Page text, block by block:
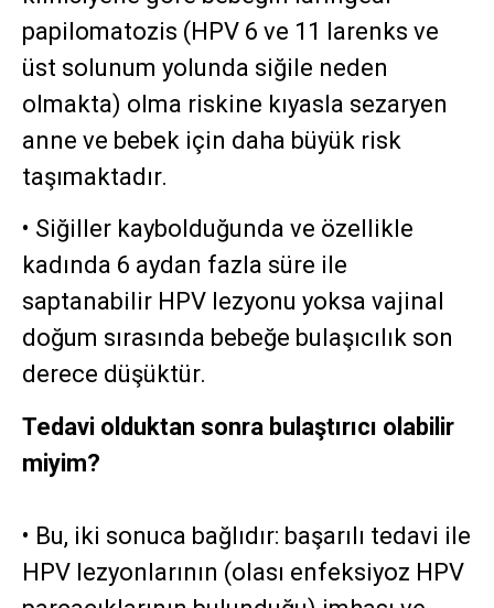
papilomatozis (HPV 6 ve 11 larenks ve
üst solunum yolunda siğile neden
olmakta) olma riskine kıyasla sezaryen
anne ve bebek için daha büyük risk
taşımaktadır.
• Siğiller kaybolduğunda ve özellikle
kadında 6 aydan fazla süre ile
saptanabilir HPV lezyonu yoksa vajinal
doğum sırasında bebeğe bulaşıcılık son
derece düşüktür.
Tedavi olduktan sonra bulaştırıcı olabilir
miyim?
• Bu, iki sonuca bağlıdır: başarılı tedavi ile
HPV lezyonlarının (olası enfeksiyoz HPV